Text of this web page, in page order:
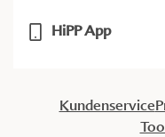
HiPP App
Kundenservice